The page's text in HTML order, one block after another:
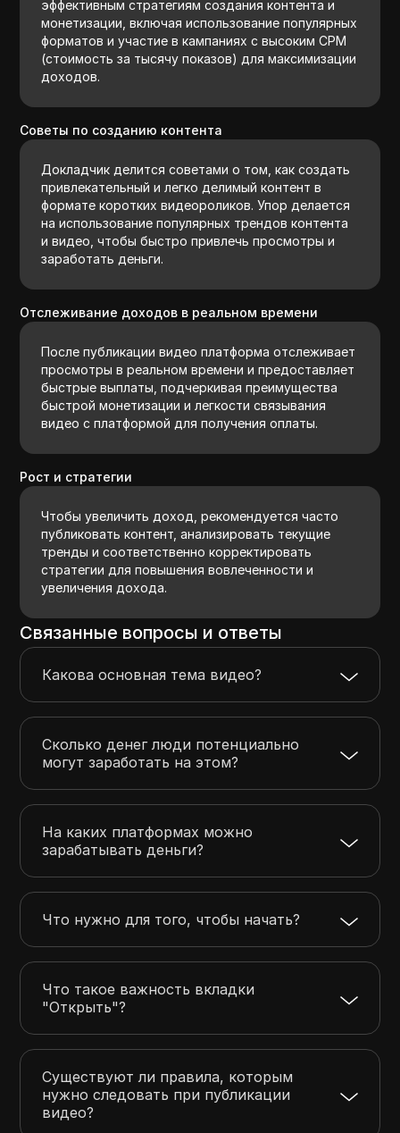
эффективным стратегиям создания контента и
монетизации, включая использование популярных
форматов и участие в кампаниях с высоким CPM
(стоимость за тысячу показов) для максимизации
доходов.
Советы по созданию контента
Докладчик делится советами о том, как создать
привлекательный и легко делимый контент в
формате коротких видеороликов. Упор делается
на использование популярных трендов контента
и видео, чтобы быстро привлечь просмотры и
заработать деньги.
Отслеживание доходов в реальном времени
После публикации видео платформа отслеживает
просмотры в реальном времени и предоставляет
быстрые выплаты, подчеркивая преимущества
быстрой монетизации и легкости связывания
видео с платформой для получения оплаты.
Рост и стратегии
Чтобы увеличить доход, рекомендуется часто
публиковать контент, анализировать текущие
тренды и соответственно корректировать
стратегии для повышения вовлеченности и
увеличения дохода.
Связанные вопросы и ответы
Какова основная тема видео?
Сколько денег люди потенциально
могут заработать на этом?
На каких платформах можно
зарабатывать деньги?
Что нужно для того, чтобы начать?
Что такое важность вкладки
"Открыть"?
Существуют ли правила, которым
нужно следовать при публикации
видео?